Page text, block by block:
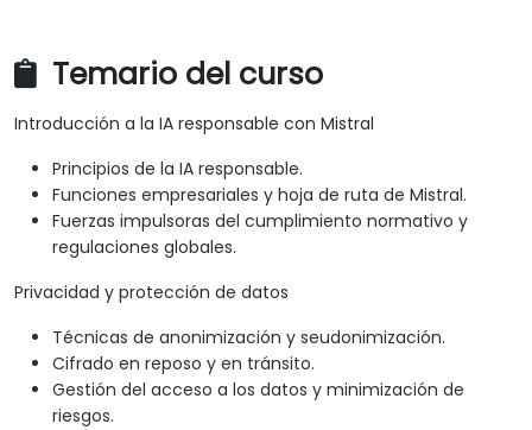
Temario del curso
Introducción a la IA responsable con Mistral
Principios de la IA responsable.
Funciones empresariales y hoja de ruta de Mistral.
Fuerzas impulsoras del cumplimiento normativo y
regulaciones globales.
Privacidad y protección de datos
Técnicas de anonimización y seudonimización.
Cifrado en reposo y en tránsito.
Gestión del acceso a los datos y minimización de
riesgos.